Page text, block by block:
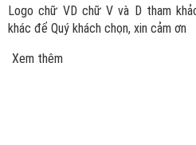
Logo chữ VD chữ V và D tham
khác để Quý khách chọn, xin cảm ơn
Xem thêm